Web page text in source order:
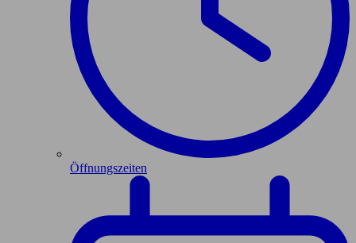
Öffnungszeiten